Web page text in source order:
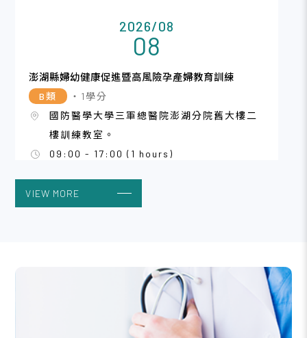
2026/08
08
澎湖縣婦幼健康促進暨高風險孕產婦教育訓練
B類
・1學分
國防醫學大學三軍總醫院澎湖分院舊大樓二
樓訓練教室。
09:00 - 17:00 (1 hours)
115年度孕婦及高危險群流感疫苗接種教育訓練課程
台大醫學院 201講堂
09:00 - 12:00 (3 hours)
VIEW MORE